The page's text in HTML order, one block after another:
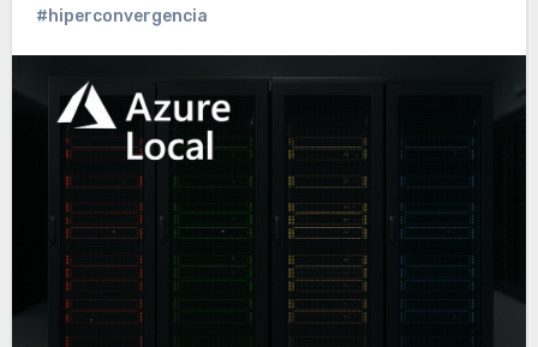
#hiperconvergencia